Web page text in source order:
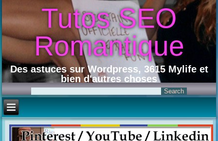
Tutos SEO
Romantique
Des astuces sur Wordpress, 3615 Mylife et
bien d'autres choses